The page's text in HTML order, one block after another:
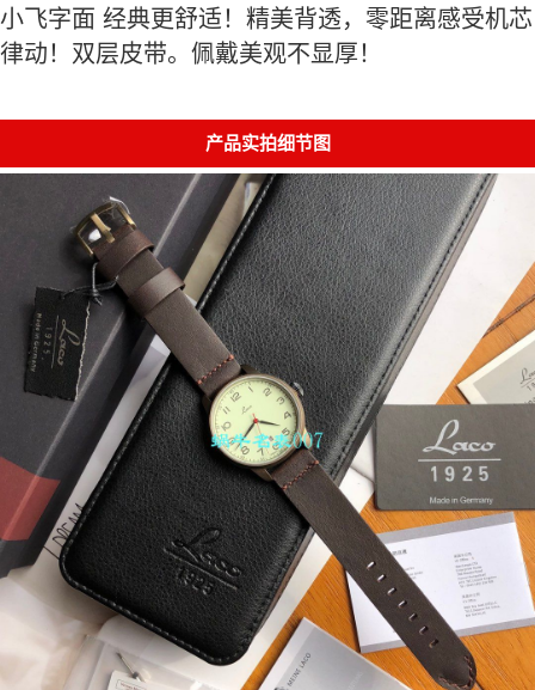
小飞字面 经典更舒适！精美背透，零距离感受机芯
律动！双层皮带。佩戴美观不显厚！
产品实拍细节图